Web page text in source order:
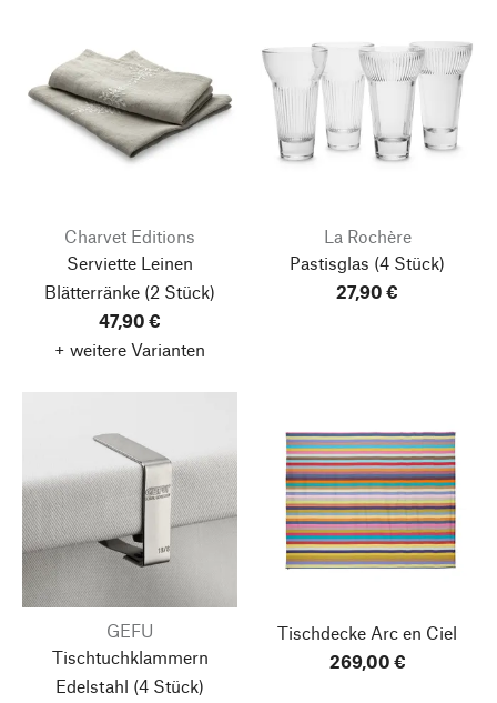
Charvet Editions
Serviette Leinen
Blätterränke (2 Stück)
47,90 €
+ weitere Varianten
La Rochère
Pastisglas (4 Stück)
27,90 €
GEFU
Tischtuchklammern
Edelstahl (4 Stück)
Tischdecke Arc en Ciel
269,00 €